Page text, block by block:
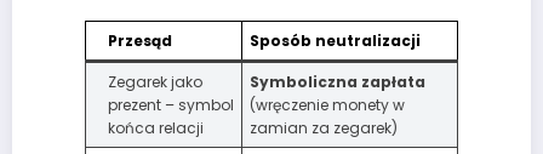
Przesąd
Sposób neutralizacji
Zegarek jako
prezent – symbol
końca relacji
Symboliczna zapłata
(wręczenie monety w
zamian za zegarek)